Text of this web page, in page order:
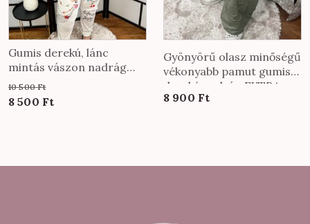
Gumis derekú, lánc
mintás vászon nadrág
fehér színben
10 500Ft
Original
500 Ft.
8 500 FtCurrent
500 Ft.
Gyönyörű olasz minőségű
vékonyabb pamut gumis
derekú nadrág EXTRA
méretben keki színben
8 900 Ft